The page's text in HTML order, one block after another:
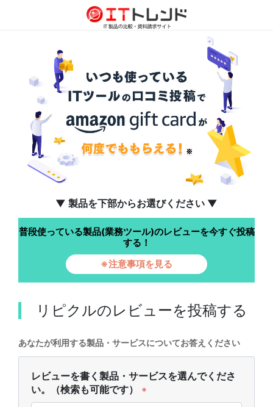
▼ 製品を下部からお選びください ▼
普段使っている製品(業務ツール)のレビューを今すぐ投稿
する！
※注意事項を見る
リピクルのレビューを投稿する
あなたが利用する製品・サービスについてお答えください
レビューを書く製品・サービスを選んでくださ
い。（検索も可能です）
*